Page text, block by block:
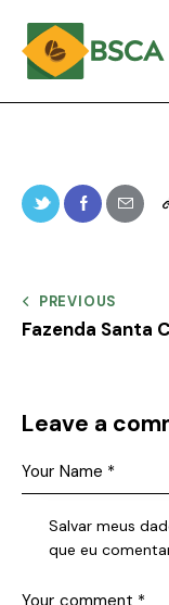
PREVIOUS
Fazenda Santa
Leave a
Salvar meus
que eu